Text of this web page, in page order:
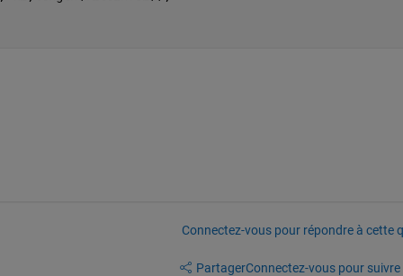
Connectez-vous pour répondre à cette
PartagerConnectez-vous pour suivre